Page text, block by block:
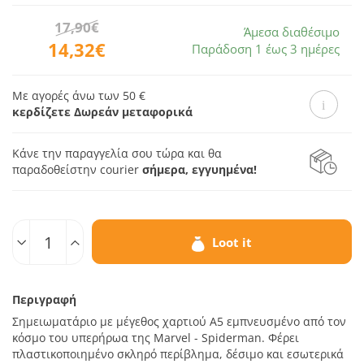
14,32€
17,90€
Άμεσα διαθέσιμο
Παράδοση 1 έως 3 ημέρες
Με αγορές άνω των 50 €
κερδίζετε Δωρεάν μεταφορικά
Κάνε την παραγγελία σου τώρα και θα
παραδοθείστην courier σήμερα, εγγυημένα!
Loot it
Περιγραφή
Σημειωματάριο με μέγεθος χαρτιού Α5 εμπνευσμένο από τον
κόσμο του υπερήρωα της Marvel - Spiderman. Φέρει
πλαστικοποιημένο σκληρό περίβλημα, δέσιμο και εσωτερικά